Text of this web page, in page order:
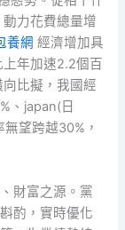
力花費總量增
養網 經濟增加具
年加速2.2個百
比擬，我國經
、japan(日
望跨越30%，
財富之源。黨
酌，實時優化